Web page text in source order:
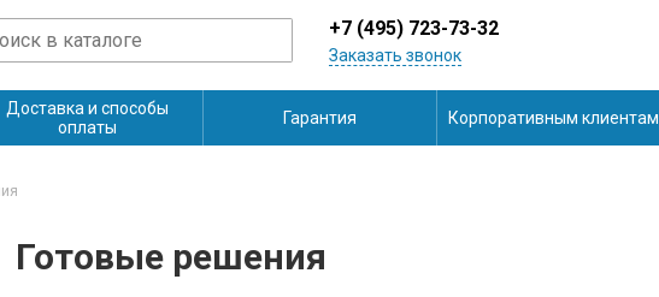
+7 (495) 723-73-32
Заказать звонок
Доставка и способы
оплаты
Гарантия Корпоративным клиентам
Готовые решения